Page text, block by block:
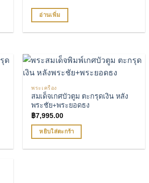
อ่านเพิ่ม
เพิ่มรายการโปรด
พระเครื่อง
สมเด็จเกศบัวตูม ตะกรุดเงิน หลัง
พระชัย+พระยอดธง
฿7,995.00
หยิบใส่ตะกร้า